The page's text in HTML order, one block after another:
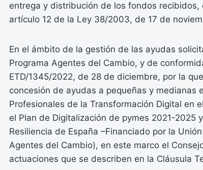
entrega y distribución de los fondos
artículo 12 de la Ley 38/2003, de 17 de
En el ámbito de la gestión de las ayudas
Programa Agentes del Cambio, y de
ETD/1345/2022, de 28 de diciembre, por la
concesión de ayudas a pequeñas y medianas
Profesionales de la Transformación Digital en
el Plan de Digitalización de pymes 2021-2025
Resiliencia de España –Financiado por la
Agentes del Cambio), en este marco el
actuaciones que se describen en la Cláusula